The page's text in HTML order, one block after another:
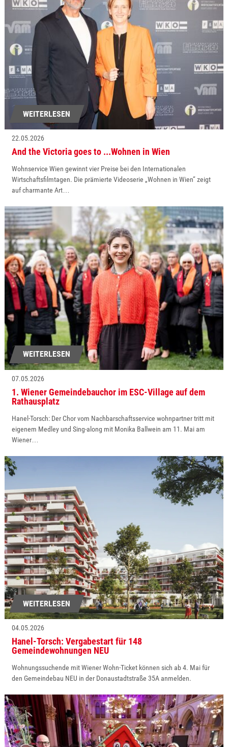
WEITERLESEN
22.05.2026
And the Victoria goes to ...Wohnen in Wien
Wohnservice Wien gewinnt vier Preise bei den Internationalen
Wirtschaftsfilmtagen. Die prämierte Videoserie „Wohnen in Wien“ zeigt
auf charmante Art…
WEITERLESEN
07.05.2026
1. Wiener Gemeindebauchor im ESC-Village auf dem
Rathausplatz
Hanel-Torsch: Der Chor vom Nachbarschaftsservice wohnpartner tritt mit
eigenem Medley und Sing-along mit Monika Ballwein am 11. Mai am
Wiener…
WEITERLESEN
04.05.2026
Hanel-Torsch: Vergabestart für 148
Gemeindewohnungen NEU
Wohnungssuchende mit Wiener Wohn-Ticket können sich ab 4. Mai für
den Gemeindebau NEU in der Donaustadtstraße 35A anmelden.